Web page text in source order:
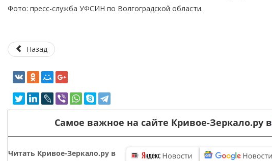
Фото: пресс-служба УФСИН по Волгоградской области.
Назад
Самое важное на сайте Кривое-Зеркало.ру в
Читать Кривое-Зеркало.ру в